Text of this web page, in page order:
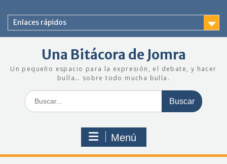
contenido
Enlaces rápidos
Una Bitácora de Jomra
Un pequeño espacio para la expresión, el debate, y hacer
bulla… sobre todo mucha bulla.
Buscar:
Menú